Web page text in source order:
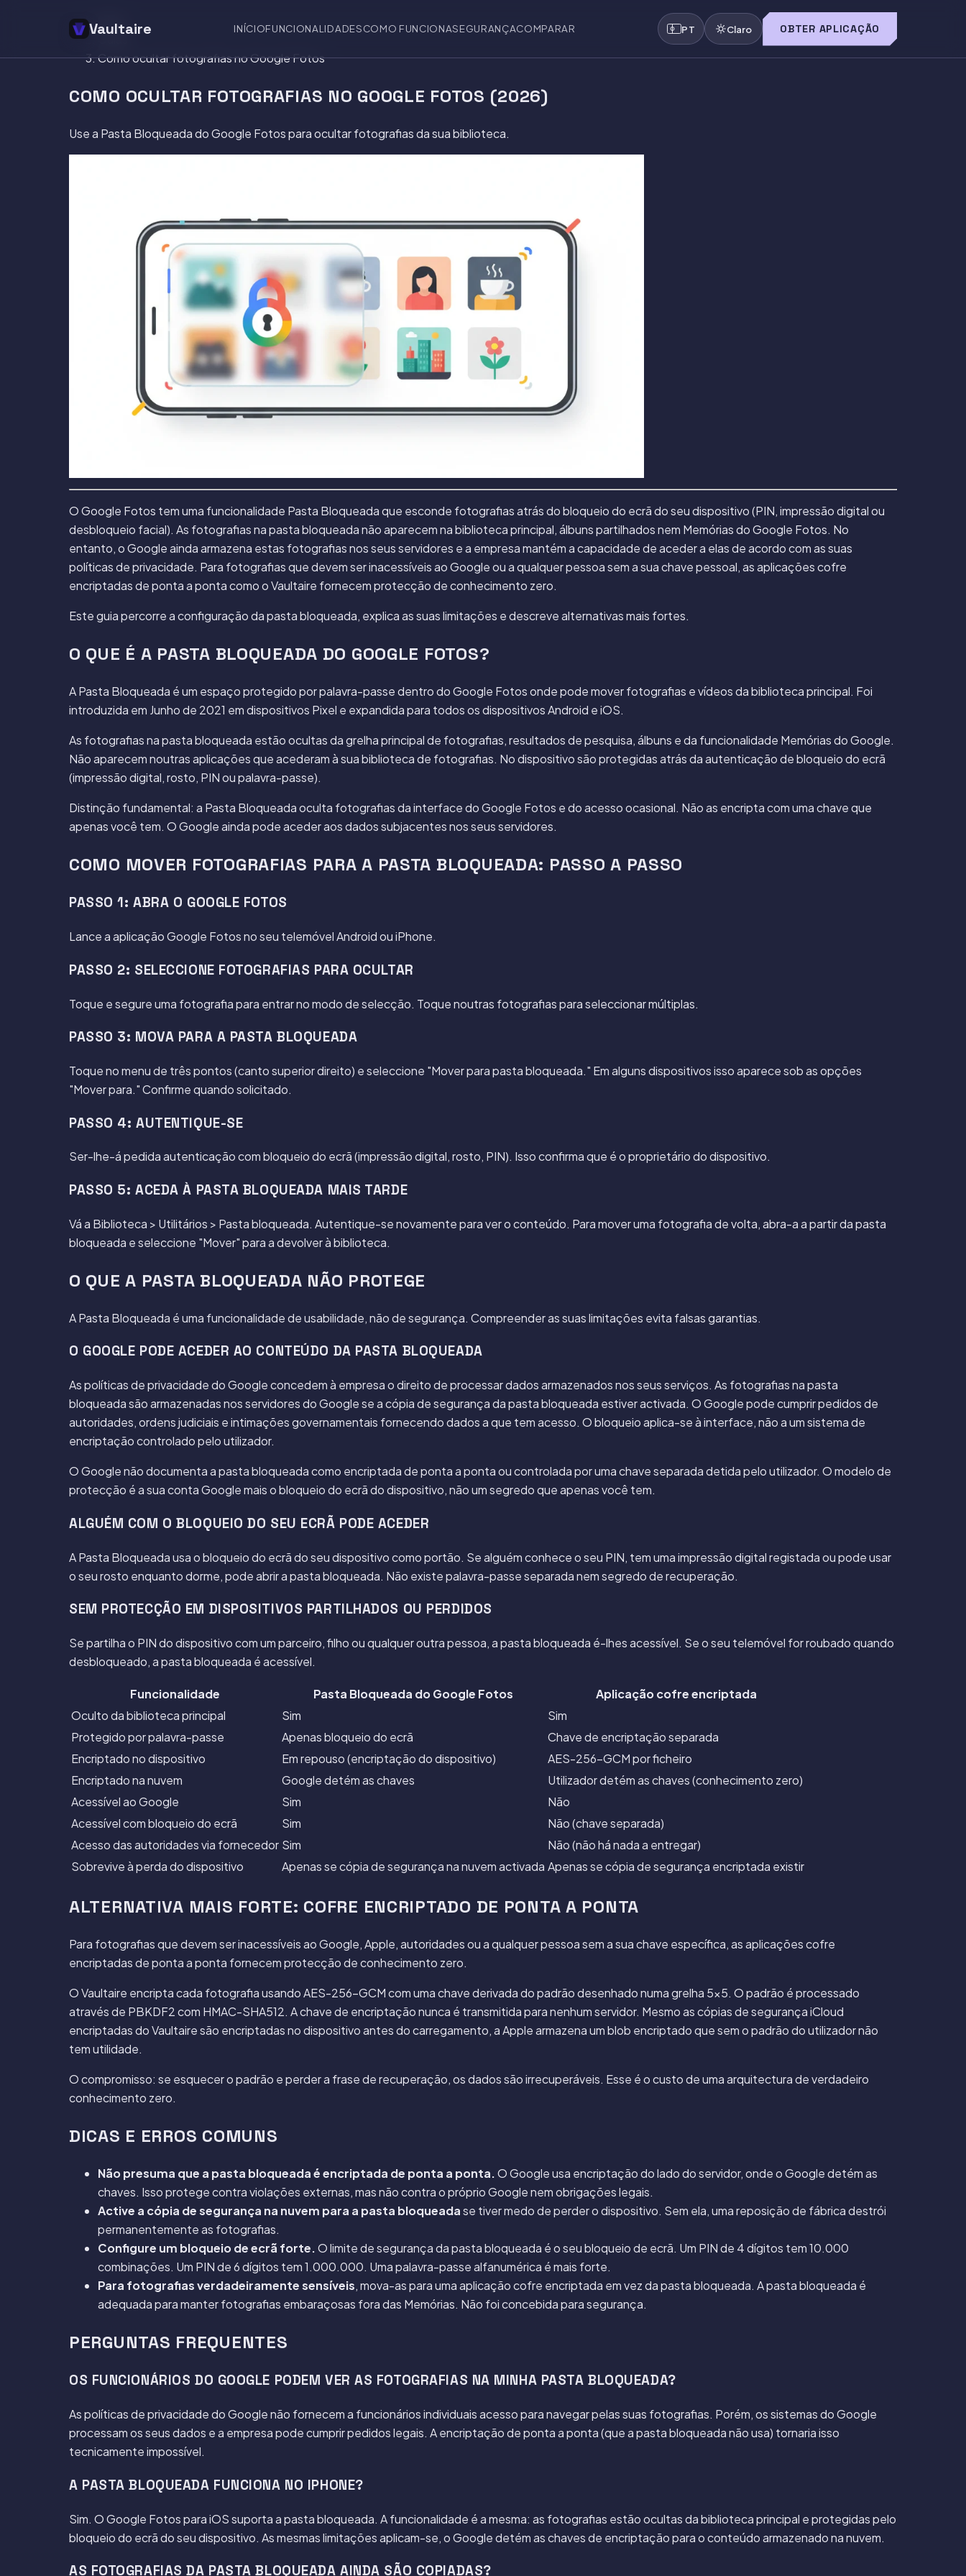
Vaultaire INÍCIOFUNCIONALIDADESCOMO FUNCIONASEGURANÇACOMPARAR PT Claro OBTER APLICAÇÃO
Início
Como ocultar fotografias no Google Fotos
COMO OCULTAR FOTOGRAFIAS NO GOOGLE FOTOS (2026)
Use a Pasta Bloqueada do Google Fotos para ocultar fotografias da sua biblioteca.
O Google Fotos tem uma funcionalidade Pasta Bloqueada que esconde fotografias atrás do bloqueio do ecrã do seu dispositivo (PIN, impressão digital ou
desbloqueio facial). As fotografias na pasta bloqueada não aparecem na biblioteca principal, álbuns partilhados nem Memórias do Google Fotos. No
entanto, o Google ainda armazena estas fotografias nos seus servidores e a empresa mantém a capacidade de aceder a elas de acordo com as suas
políticas de privacidade. Para fotografias que devem ser inacessíveis ao Google ou a qualquer pessoa sem a sua chave pessoal, as aplicações cofre
encriptadas de ponta a ponta como oVaultaire fornecem protecção de conhecimento zero.
Este guia percorre a configuração da pasta bloqueada, explica as suas limitações e descreve alternativas mais fortes.
O QUE É A PASTA BLOQUEADA DO GOOGLE FOTOS?
A Pasta Bloqueada é um espaço protegido por palavra-passe dentro do Google Fotos onde pode mover fotografias e vídeos da biblioteca principal. Foi
introduzida em Junho de 2021 em dispositivos Pixel e expandida para todos os dispositivos Android e iOS.
As fotografias na pasta bloqueada estão ocultas da grelha principal de fotografias, resultados de pesquisa, álbuns e da funcionalidade Memórias do Google.
Não aparecem noutras aplicações que acederam à sua biblioteca de fotografias. No dispositivo são protegidas atrás da autenticação de bloqueio do ecrã
(impressão digital, rosto, PIN ou palavra-passe).
Distinção fundamental: a Pasta Bloqueada oculta fotografias da interface do Google Fotos e do acesso ocasional. Não as encripta com uma chave que
apenas você tem. O Google ainda pode aceder aos dados subjacentes nos seus servidores.
COMO MOVER FOTOGRAFIAS PARA A PASTA BLOQUEADA: PASSO A PASSO
PASSO 1: ABRA O GOOGLE FOTOS
Lance a aplicação Google Fotos no seu telemóvel Android ou iPhone.
PASSO 2: SELECCIONE FOTOGRAFIAS PARA OCULTAR
Toque e segure uma fotografia para entrar no modo de selecção. Toque noutras fotografias para seleccionar múltiplas.
PASSO 3: MOVA PARA A PASTA BLOQUEADA
Toque no menu de três pontos (canto superior direito) e seleccione "Mover para pasta bloqueada." Em alguns dispositivos isso aparece sob as opções
"Mover para." Confirme quando solicitado.
PASSO 4: AUTENTIQUE-SE
Ser-lhe-á pedida autenticação com bloqueio do ecrã (impressão digital, rosto, PIN). Isso confirma que é o proprietário do dispositivo.
PASSO 5: ACEDA À PASTA BLOQUEADA MAIS TARDE
Vá a Biblioteca > Utilitários > Pasta bloqueada. Autentique-se novamente para ver o conteúdo. Para mover uma fotografia de volta, abra-a a partir da pasta
bloqueada e seleccione "Mover" para a devolver à biblioteca.
O QUE A PASTA BLOQUEADA NÃO PROTEGE
A Pasta Bloqueada é uma funcionalidade de usabilidade, não de segurança. Compreender as suas limitações evita falsas garantias.
O GOOGLE PODE ACEDER AO CONTEÚDO DA PASTA BLOQUEADA
As políticas de privacidade do Google concedem à empresa o direito de processar dados armazenados nos seus serviços. As fotografias na pasta
bloqueada são armazenadas nos servidores do Google se a cópia de segurança da pasta bloqueada estiver activada. O Google pode cumprir pedidos de
autoridades, ordens judiciais e intimações governamentais fornecendo dados a que tem acesso. O bloqueio aplica-se à interface, não a um sistema de
encriptação controlado pelo utilizador.
O Google não documenta a pasta bloqueada como encriptada de ponta a ponta ou controlada por uma chave separada detida pelo utilizador. O modelo de
protecção é a sua conta Google mais o bloqueio do ecrã do dispositivo, não um segredo que apenas você tem.
ALGUÉM COM O BLOQUEIO DO SEU ECRÃ PODE ACEDER
A Pasta Bloqueada usa o bloqueio do ecrã do seu dispositivo como portão. Se alguém conhece o seu PIN, tem uma impressão digital registada ou pode usar
o seu rosto enquanto dorme, pode abrir a pasta bloqueada. Não existe palavra-passe separada nem segredo de recuperação.
SEM PROTECÇÃO EM DISPOSITIVOS PARTILHADOS OU PERDIDOS
Se partilha o PIN do dispositivo com um parceiro, filho ou qualquer outra pessoa, a pasta bloqueada é-lhes acessível. Se o seu telemóvel for roubado quando
desbloqueado, a pasta bloqueada é acessível.
Funcionalidade Pasta Bloqueada do Google Fotos
Aplicação cofre encriptada
Oculto da biblioteca principal
Sim
Sim
Protegido por palavra-passe
Apenas bloqueio do ecrã
Chave de encriptação separada
Encriptado no dispositivo
Em repouso (encriptação do dispositivo)
AES-256-GCM por ficheiro
Encriptado na nuvem
Google detém as chaves
Utilizador detém as chaves (conhecimento zero)
Acessível ao Google
Sim
Não
Acessível com bloqueio do ecrã
Sim
Não (chave separada)
Acesso das autoridades via fornecedor Sim
Não (não há nada a entregar)
Sobrevive à perda do dispositivo
Apenas se cópia de segurança na nuvem activada Apenas se cópia de segurança encriptada existir
ALTERNATIVA MAIS FORTE: COFRE ENCRIPTADO DE PONTA A PONTA
Para fotografias que devem ser inacessíveis ao Google, Apple, autoridades ou a qualquer pessoa sem a sua chave específica, as aplicações cofre
encriptadas de ponta a ponta fornecem protecção de conhecimento zero.
OVaultaire encripta cada fotografia usando AES-256-GCM com uma chave derivada do padrão desenhado numa grelha 5×5. O padrão é processado
através de PBKDF2 com HMAC-SHA512. A chave de encriptação nunca é transmitida para nenhum servidor. Mesmo as cópias de segurança iCloud
encriptadas do Vaultaire são encriptadas no dispositivo antes do carregamento, a Apple armazena um blob encriptado que sem o padrão do utilizador não
tem utilidade.
O compromisso: se esquecer o padrão e perder a frase de recuperação, os dados são irrecuperáveis. Esse é o custo de uma arquitectura de verdadeiro
conhecimento zero.
DICAS E ERROS COMUNS
Não presuma que a pasta bloqueada é encriptada de ponta a ponta.O Google usa encriptação do lado do servidor, onde o Google detém as
chaves. Isso protege contra violações externas, mas não contra o próprio Google nem obrigações legais.
Active a cópia de segurança na nuvem para a pasta bloqueadase tiver medo de perder o dispositivo. Sem ela, uma reposição de fábrica destrói
permanentemente as fotografias.
Configure um bloqueio de ecrã forte.O limite de segurança da pasta bloqueada é o seu bloqueio de ecrã. Um PIN de 4 dígitos tem 10.000
combinações. Um PIN de 6 dígitos tem 1.000.000. Uma palavra-passe alfanumérica é mais forte.
Para fotografias verdadeiramente sensíveis, mova-as para umaaplicação cofre encriptada em vez da pasta bloqueada. A pasta bloqueada é
adequada para manter fotografias embaraçosas fora das Memórias. Não foi concebida para segurança.
PERGUNTAS FREQUENTES
OS FUNCIONÁRIOS DO GOOGLE PODEM VER AS FOTOGRAFIAS NA MINHA PASTA BLOQUEADA?
As políticas de privacidade do Google não fornecem a funcionários individuais acesso para navegar pelas suas fotografias. Porém, os sistemas do Google
processam os seus dados e a empresa pode cumprir pedidos legais. A encriptação de ponta a ponta (que a pasta bloqueada não usa) tornaria isso
tecnicamente impossível.
A PASTA BLOQUEADA FUNCIONA NO IPHONE?
Sim. O Google Fotos para iOS suporta a pasta bloqueada. A funcionalidade é a mesma: as fotografias estão ocultas da biblioteca principal e protegidas pelo
bloqueio do ecrã do seu dispositivo. As mesmas limitações aplicam-se, o Google detém as chaves de encriptação para o conteúdo armazenado na nuvem.
AS FOTOGRAFIAS DA PASTA BLOQUEADA AINDA SÃO COPIADAS?